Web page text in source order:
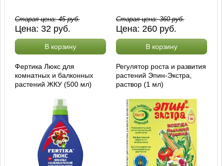
Старая цена:45руб.
Цена:32 руб.
В корзину
Старая цена:360руб.
Цена: 260 руб.
В корзину
Фертика Люкс для
комнатных и балконных
растений ЖКУ (500 мл)
Регулятор роста и развития
растений Эпин-Экстра,
раствор (1 мл)